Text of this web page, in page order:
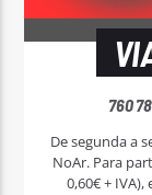
760
De segunda a
NoAr. Para participar ligue 760 78 11 11 (custo da chamada -
0,60€ +